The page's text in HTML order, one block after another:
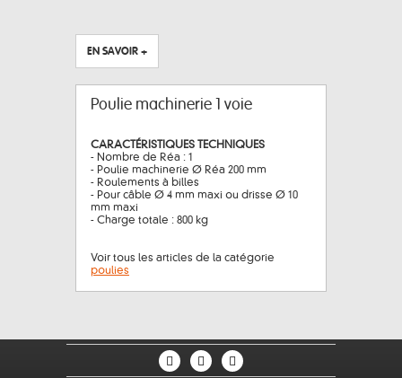
EN SAVOIR +
Poulie machinerie 1 voie
CARACTÉRISTIQUES TECHNIQUES
- Nombre de Réa : 1
- Poulie machinerie Ø Réa 200 mm
- Roulements à billes
- Pour câble Ø 4 mm maxi ou drisse Ø 10
mm maxi
- Charge totale : 800 kg
Voir tous les articles de la catégorie
poulies